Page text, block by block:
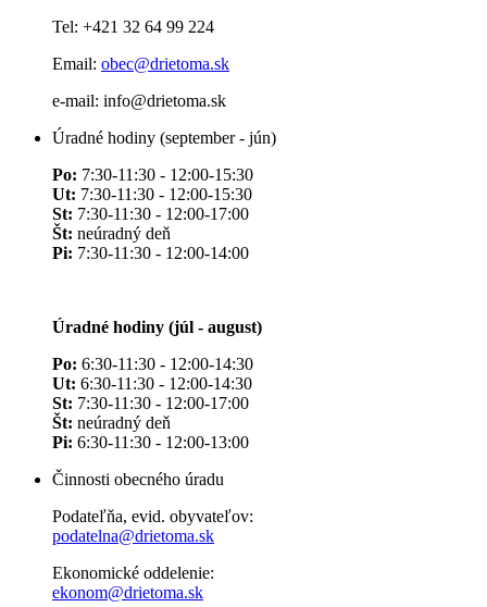
Tel: +421 32 64 99 224
Email: obec@drietoma.sk
e-mail: info@drietoma.sk
Úradné hodiny (september - jún)
Po: 7:30-11:30 - 12:00-15:30
Ut: 7:30-11:30 - 12:00-15:30
St: 7:30-11:30 - 12:00-17:00
Št: neúradný deň
Pi: 7:30-11:30 - 12:00-14:00
Úradné hodiny (júl - august)
Po: 6:30-11:30 - 12:00-14:30
Ut: 6:30-11:30 - 12:00-14:30
St: 7:30-11:30 - 12:00-17:00
Št: neúradný deň
Pi: 6:30-11:30 - 12:00-13:00
Činnosti obecného úradu
Podateľňa, evid. obyvateľov:
podatelna@drietoma.sk
Ekonomické oddelenie:
ekonom@drietoma.sk